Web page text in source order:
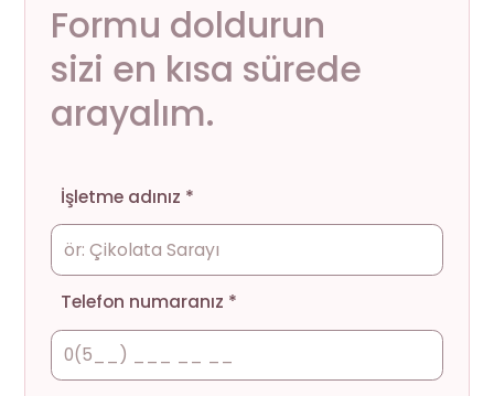
Formu doldurun
sizi en kısa sürede
arayalım.
İşletme adınız *
Telefon numaranız *